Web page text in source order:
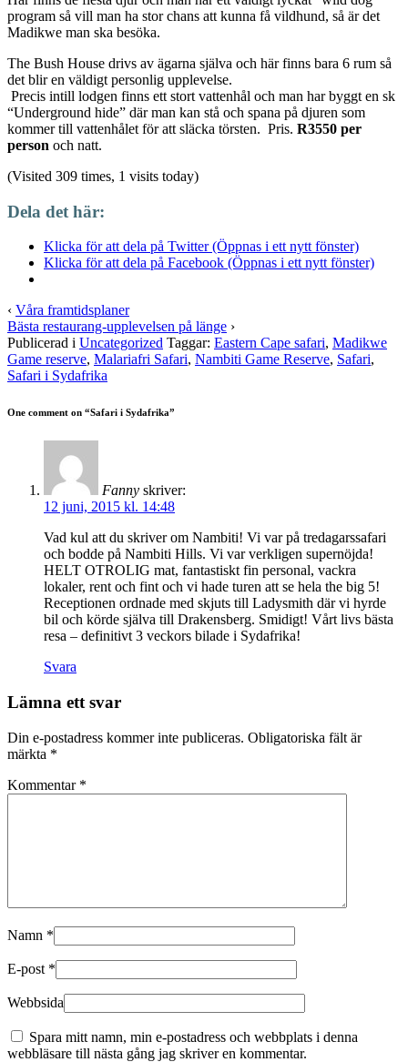
program så vill man ha stor chans att kunna få vildhund, så är det
Madikwe man ska besöka.
The Bush House drivs av ägarna själva och här finns bara 6 rum så
det blir en väldigt personlig upplevelse.
Precis intill lodgen finns ett stort vattenhål och man har byggt en sk
“Underground hide” där man kan stå och spana på djuren som
kommer till vattenhålet för att släcka törsten. Pris. R3550 per
person och natt.
(Visited 309 times, 1 visits today)
Dela det här:
Klicka för att dela på Twitter (Öppnas i ett nytt fönster)
Klicka för att dela på Facebook (Öppnas i ett nytt fönster)
‹ Våra framtidsplaner
Bästa restaurang-upplevelsen på länge ›
Publicerad i Uncategorized Taggar: Eastern Cape safari, Madikwe
Game reserve, Malariafri Safari, Nambiti Game Reserve, Safari,
Safari i Sydafrika
One comment on “Safari i Sydafrika”
Fanny skriver:
12 juni, 2015 kl. 14:48
Vad kul att du skriver om Nambiti! Vi var på tredagarssafari
och bodde på Nambiti Hills. Vi var verkligen supernöjda!
HELT OTROLIG mat, fantastiskt fin personal, vackra
lokaler, rent och fint och vi hade turen att se hela the big 5!
Receptionen ordnade med skjuts till Ladysmith där vi hyrde
bil och körde själva till Drakensberg. Smidigt! Vårt livs bästa
resa – definitivt 3 veckors bilade i Sydafrika!
Svara
Lämna ett svar
Din e-postadress kommer inte publiceras. Obligatoriska fält är
märkta *
Kommentar *
Namn *
E-post *
Webbsida
Spara mitt namn, min e-postadress och webbplats i denna
webbläsare till nästa gång jag skriver en kommentar.